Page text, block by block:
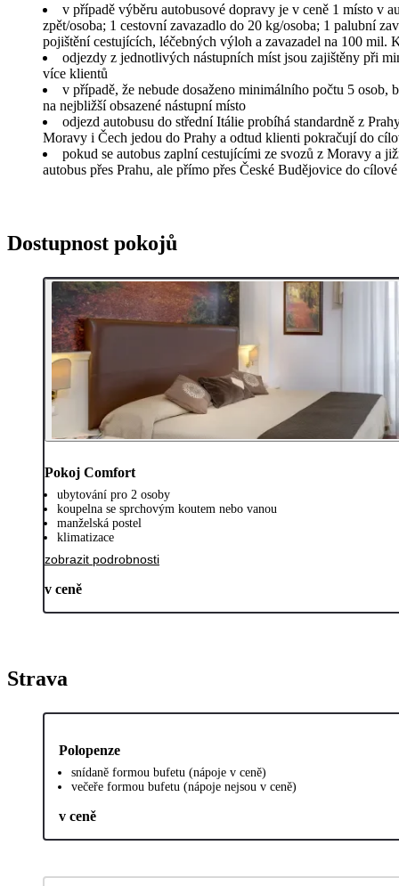
v případě výběru autobusové dopravy je v ceně 1 místo v
zpět/osoba; 1 cestovní zavazadlo do 20 kg/osoba; 1 palubní
pojištění cestujících, léčebných výloh a zavazadel na 100 mil.
odjezdy z jednotlivých nástupních míst jsou zajištěny při
více klientů
v případě, že nebude dosaženo minimálního počtu 5 osob,
na nejbližší obsazené nástupní místo
odjezd autobusu do střední Itálie probíhá standardně z
Moravy i Čech jedou do Prahy a odtud klienti pokračují do
pokud se autobus zaplní cestujícími ze svozů z Moravy a
autobus přes Prahu, ale přímo přes České Budějovice do cílové
Dostupnost pokojů
Pokoj Comfort
ubytování pro 2 osoby
koupelna se sprchovým koutem nebo vanou
manželská postel
klimatizace
zobrazit podrobnosti
v ceně
Strava
Polopenze
snídaně formou bufetu (nápoje v ceně)
večeře formou bufetu (nápoje nejsou v ceně)
v ceně